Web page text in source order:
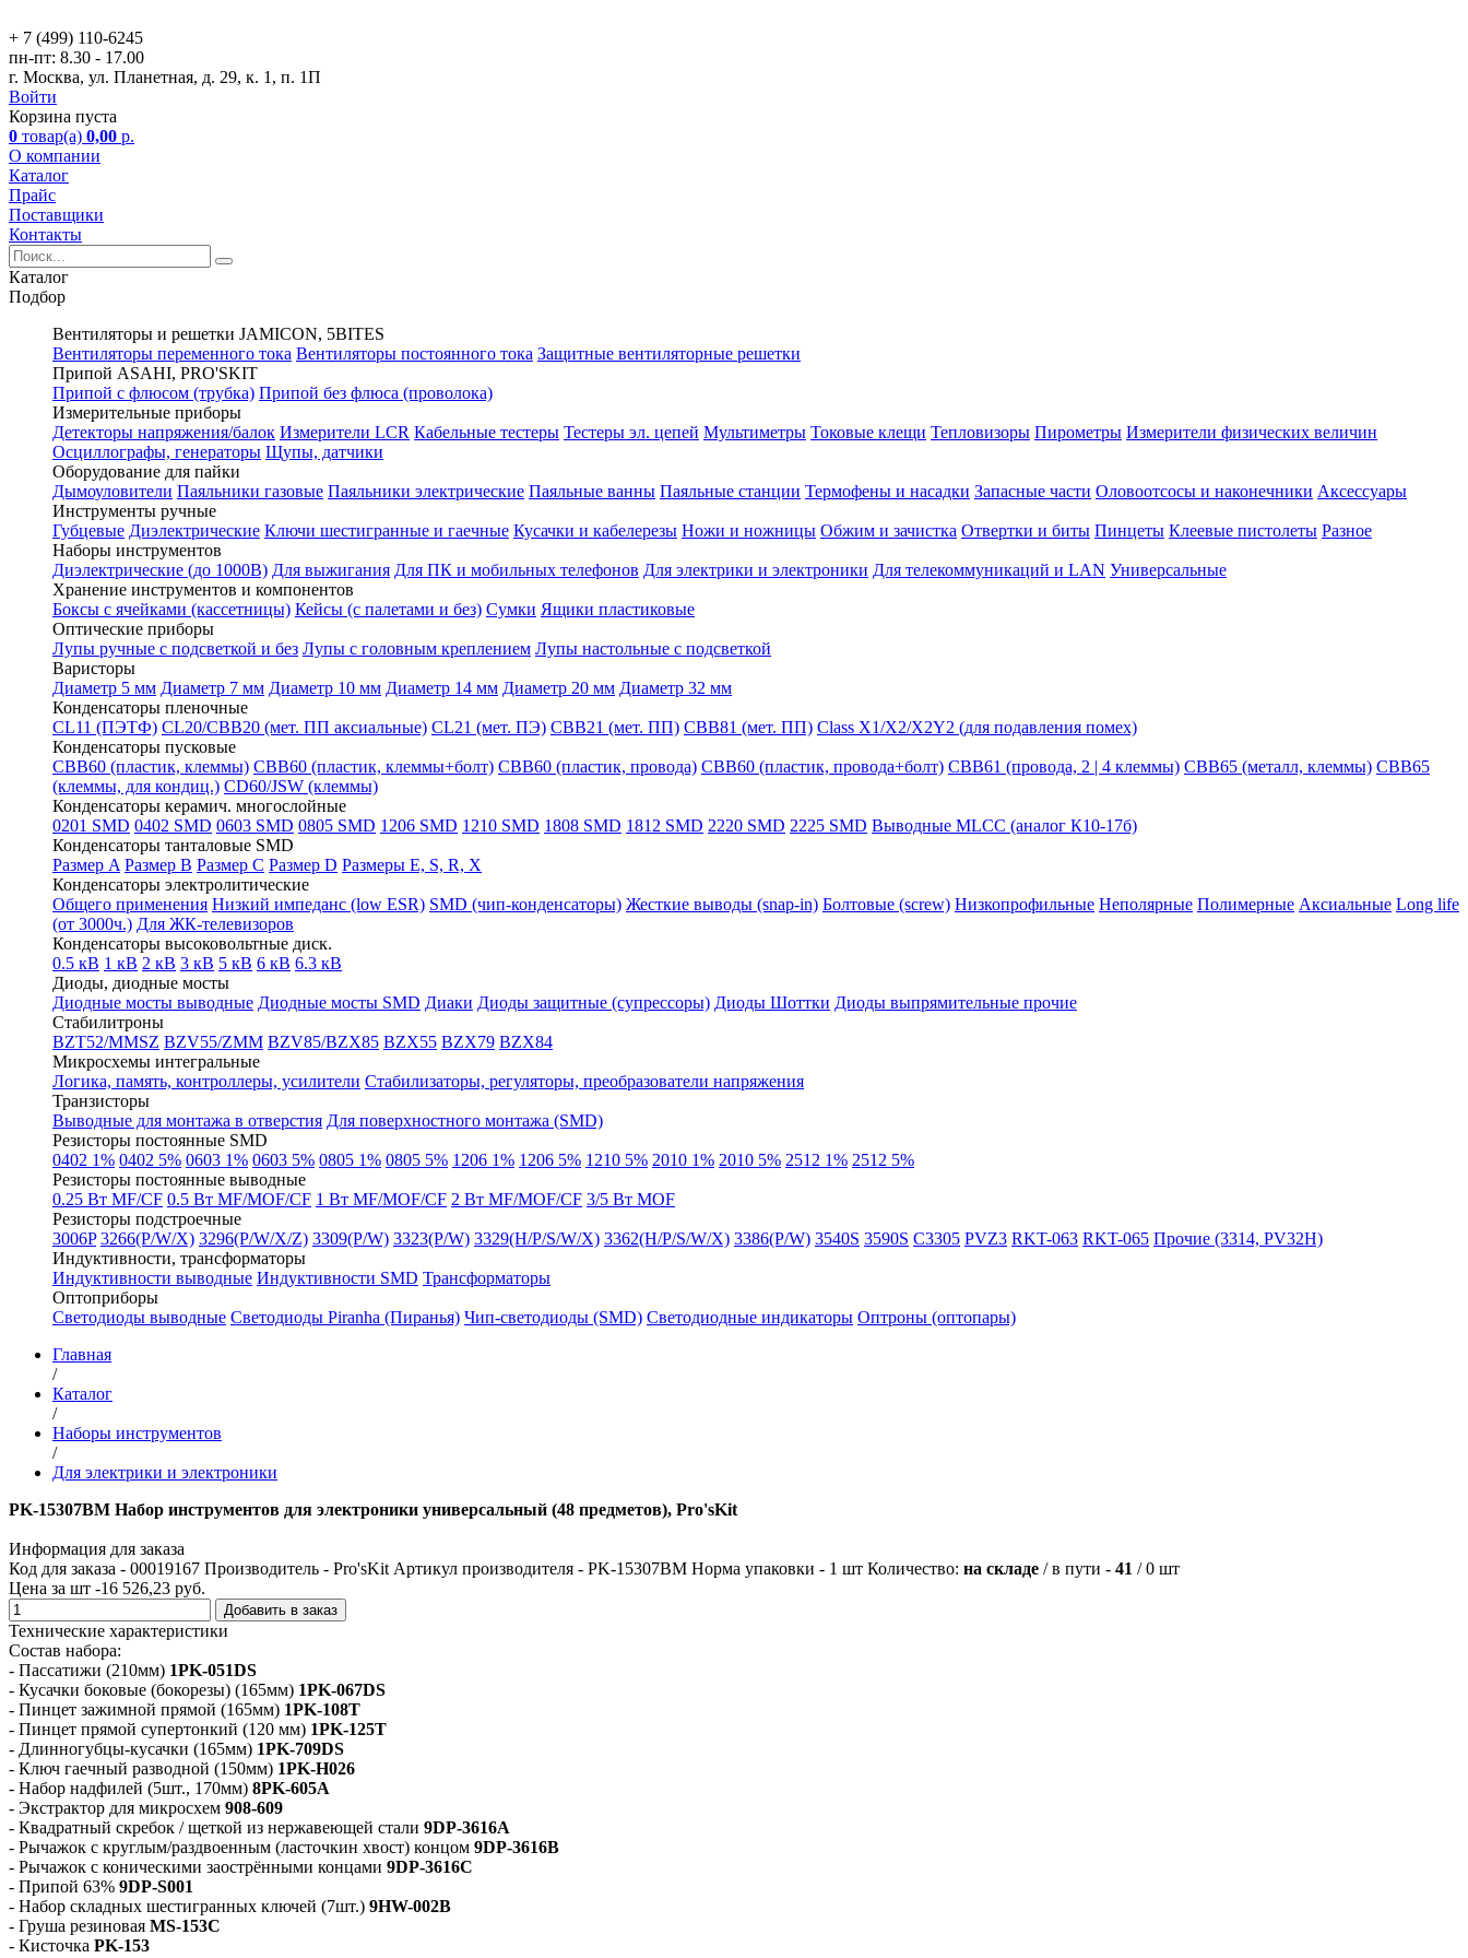
+ 7 (499) 110-6245
пн-пт: 8.30 - 17.00
г. Москва, ул. Планетная, д. 29, к. 1, п. 1П
Войти
Корзина пуста
0 товар(а) 0,00 р.
О компании
Каталог
Прайс
Поставщики
Контакты
Каталог
Подбор
Вентиляторы и решетки JAMICON, 5BITES
Вентиляторы переменного тока Вентиляторы постоянного тока Защитные вентиляторные решетки
Припой ASAHI, PRO'SKIT
Припой с флюсом (трубка) Припой без флюса (проволока)
Измерительные приборы
Детекторы напряжения/балок Измерители LCR Кабельные тестеры Тестеры эл. цепей Мультиметры Токовые клещи Тепловизоры Пирометры Измерители физических величин
Осциллографы, генераторы Щупы, датчики
Оборудование для пайки
Дымоуловители Паяльники газовые Паяльники электрические Паяльные ванны Паяльные станции Термофены и насадки Запасные части Оловоотсосы и наконечники Аксессуары
Инструменты ручные
Губцевые Диэлектрические Ключи шестигранные и гаечные Кусачки и кабелерезы Ножи и ножницы Обжим и зачистка Отвертки и биты Пинцеты Клеевые пистолеты Разное
Наборы инструментов
Диэлектрические (до 1000В) Для выжигания Для ПК и мобильных телефонов Для электрики и электроники Для телекоммуникаций и LAN Универсальные
Хранение инструментов и компонентов
Боксы с ячейками (кассетницы) Кейсы (с палетами и без) Сумки Ящики пластиковые
Оптические приборы
Лупы ручные с подсветкой и без Лупы с головным креплением Лупы настольные с подсветкой
Варисторы
Диаметр 5 мм Диаметр 7 мм Диаметр 10 мм Диаметр 14 мм Диаметр 20 мм Диаметр 32 мм
Конденсаторы пленочные
CL11 (ПЭТФ) CL20/CBB20 (мет. ПП аксиальные) CL21 (мет. ПЭ) CBB21 (мет. ПП) CBB81 (мет. ПП) Class X1/X2/X2Y2 (для подавления помех)
Конденсаторы пусковые
CBB60 (пластик, клеммы) CBB60 (пластик, клеммы+болт) CBB60 (пластик, провода) СВВ60 (пластик, провода+болт) CBB61 (провода, 2 | 4 клеммы) CBB65 (металл, клеммы) CBB65
(клеммы, для кондиц.) CD60/JSW (клеммы)
Конденсаторы керамич. многослойные
0201 SMD 0402 SMD 0603 SMD 0805 SMD 1206 SMD 1210 SMD 1808 SMD 1812 SMD 2220 SMD 2225 SMD Выводные MLCC (аналог К10-17б)
Конденсаторы танталовые SMD
Размер A Размер B Размер C Размер D Размеры E, S, R, X
Конденсаторы электролитические
Общего применения Низкий импеданс (low ESR) SMD (чип-конденсаторы) Жесткие выводы (snap-in) Болтовые (screw) Низкопрофильные Неполярные Полимерные Аксиальные Long life
(от 3000ч.) Для ЖК-телевизоров
Конденсаторы высоковольтные диск.
0.5 кВ 1 кВ 2 кВ 3 кВ 5 кВ 6 кВ 6.3 кВ
Диоды, диодные мосты
Диодные мосты выводные Диодные мосты SMD Диаки Диоды защитные (супрессоры) Диоды Шоттки Диоды выпрямительные прочие
Стабилитроны
BZT52/MMSZ BZV55/ZMM BZV85/BZX85 BZX55 BZX79 BZX84
Микросхемы интегральные
Логика, память, контроллеры, усилители Стабилизаторы, регуляторы, преобразователи напряжения
Транзисторы
Выводные для монтажа в отверстия Для поверхностного монтажа (SMD)
Резисторы постоянные SMD
0402 1% 0402 5% 0603 1% 0603 5% 0805 1% 0805 5% 1206 1% 1206 5% 1210 5% 2010 1% 2010 5% 2512 1% 2512 5%
Резисторы постоянные выводные
0.25 Вт MF/CF 0.5 Вт MF/MOF/CF 1 Вт MF/MOF/CF 2 Вт MF/MOF/CF 3/5 Вт MOF
Резисторы подстроечные
3006P 3266(P/W/X) 3296(P/W/X/Z) 3309(P/W) 3323(P/W) 3329(H/P/S/W/X) 3362(H/P/S/W/X) 3386(P/W) 3540S 3590S C3305 PVZ3 RKT-063 RKT-065 Прочие (3314, PV32H)
Индуктивности, трансформаторы
Индуктивности выводные Индуктивности SMD Трансформаторы
Оптоприборы
Светодиоды выводные Светодиоды Piranha (Пиранья) Чип-светодиоды (SMD) Светодиодные индикаторы Оптроны (оптопары)
Главная
/
Каталог
/
Наборы инструментов
/
Для электрики и электроники
PK-15307BM Набор инструментов для электроники универсальный (48 предметов), Pro'sKit
Информация для заказа
Код для заказа - 00019167 Производитель - Pro'sKit Артикул производителя - PK-15307BM Норма упаковки - 1 шт Количество: на складе / в пути - 41 / 0 шт
Цена за шт -16 526,23 руб.
Добавить в заказ
Технические характеристики
Состав набора:
- Пассатижи (210мм) 1PK-051DS
- Кусачки боковые (бокорезы) (165мм) 1PK-067DS
- Пинцет зажимной прямой (165мм) 1PK-108T
- Пинцет прямой супертонкий (120 мм) 1PK-125T
- Длинногубцы-кусачки (165мм) 1PK-709DS
- Ключ гаечный разводной (150мм) 1PK-H026
- Набор надфилей (5шт., 170мм) 8PK-605A
- Экстрактор для микросхем 908-609
- Квадратный скребок / щеткой из нержавеющей стали 9DP-3616A
- Рычажок с круглым/раздвоенным (ласточкин хвост) концом 9DP-3616B
- Рычажок с коническими заострёнными концами 9DP-3616C
- Припой 63% 9DP-S001
- Набор складных шестигранных ключей (7шт.) 9HW-002B
- Груша резиновая MS-153C
- Кисточка PK-153